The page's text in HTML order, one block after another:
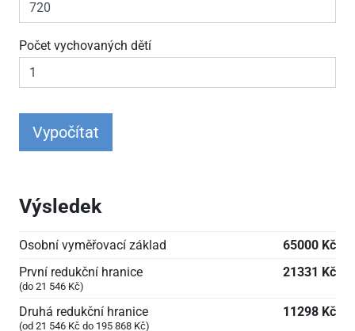
Počet vychovaných dětí
Vypočítat
Výsledek
Osobní vyměřovací základ
65000 Kč
První redukční hranice
(do 21 546 Kč)
21331 Kč
Druhá redukční hranice
(od 21 546 Kč do 195 868 Kč)
11298 Kč